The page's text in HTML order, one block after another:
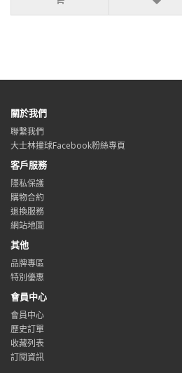
關於我們
聯繫我們
大士林撞球Facebook粉絲專頁
客戶服務
隱私保護
購物合約
退換服務
網站地圖
其他
品牌專區
特別優惠
會員中心
會員中心
歷史訂單
收藏列表
訂閱資訊